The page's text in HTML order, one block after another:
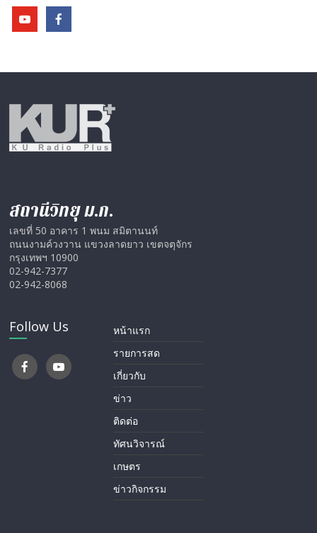
สถานีวิทยุ ม.ก.
เลขที่ 50 อาคาร 1 พนม สมิตานนท์
ถนนงามค์วงวาน แขวงลาดยาว เขตจตุจักร
กรุงเทพฯ 10900
02-942-7377
02-942-8068
Follow Us
หน้าแรก
รายการสด
เกี่ยวกับ
ข่าว
ติดต่อ
ทัศนวิจารณ์
เกษตร
ข่าวกิจกรรม